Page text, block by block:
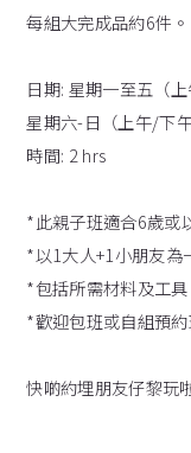
每組大完成品約6件。
日期: 星期一至五（上
星期六-日（上午/下午
時間: 2 hrs
*此親子班適合6歲或
*以1大人+1小朋友為
*包括所需材料及工具
*歡迎包班或自組預約
快啲約埋朋友仔黎玩